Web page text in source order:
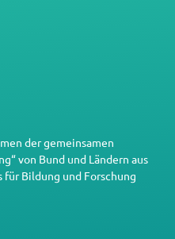
der gemeinsamen
von Bund und Ländern aus
Bildung und Forschung